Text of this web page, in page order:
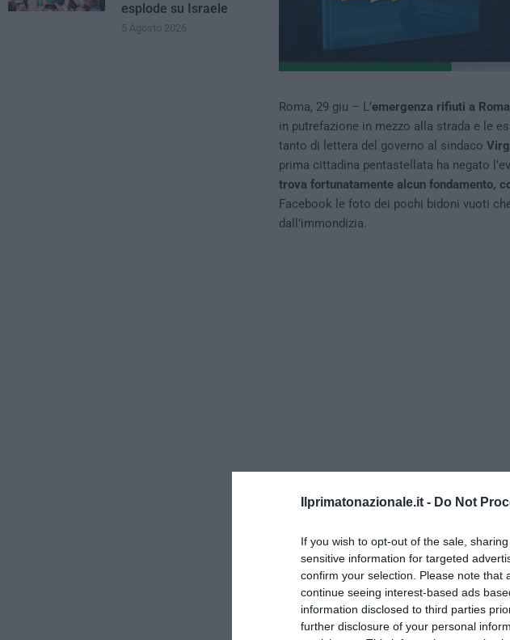
Ilprimatonazionale.it - Do Not
If you wish to opt-out of the sale,
sensitive information for targeted
confirm your selection. Please note
continue seeing interest-based ads
information disclosed to third parties
further disclosure of your personal
Roma, 29 giu – L’emergenza rifiuti a Roma
in putrefazione in mezzo alla strada e le
tanto di lettera del governo al sindaco
prima cittadina pentastellata ha negato
trova fortunatamente alcun fondamento,
Facebook le foto dei pochi bidoni vuoti
dall’immondizia.
L’allarme del ministero
Ora è il governo nazionale, per la
dell’Ambiente, a riconoscere che “
non
salute umana e dell’ambiente” nella
di grave stallo dell’attività di raccolta dei
Il governo ha quindi messo il
esplode su Israele
5 Agosto 2026